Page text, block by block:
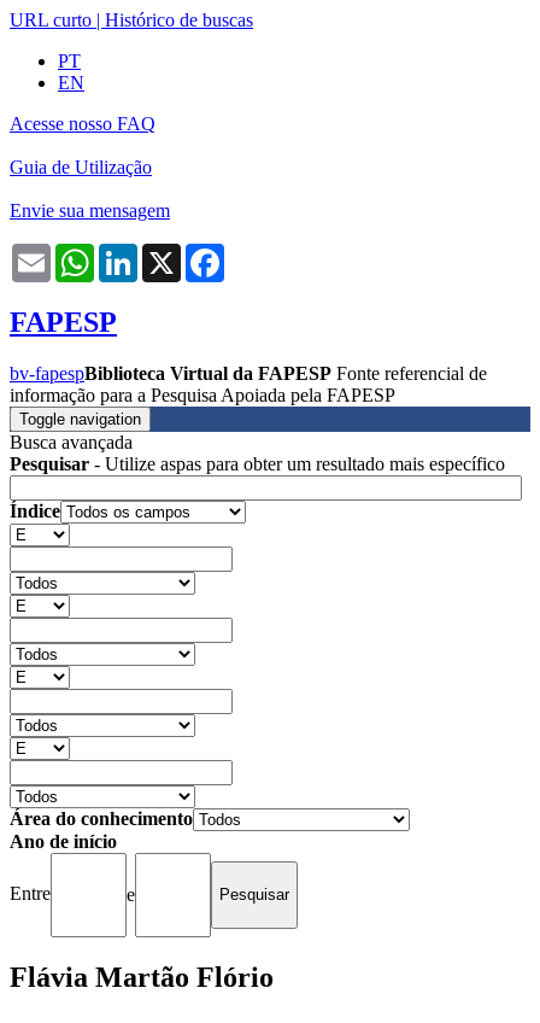
URL curto | Histórico de buscas
PT
EN
Acesse nosso FAQ
Guia de Utilização
Envie sua mensagem
Email WhatsAppLinkedIn
X
FAPESP
bv-fapespBiblioteca Virtual da FAPESP Fonte referencial de
informação para a Pesquisa Apoiada pela FAPESP
Toggle navigation
Busca avançada
Pesquisar - Utilize aspas para obter um resultado mais específico
Índice
Área do conhecimento
Ano de início
Entre e
Flávia Martão Flório